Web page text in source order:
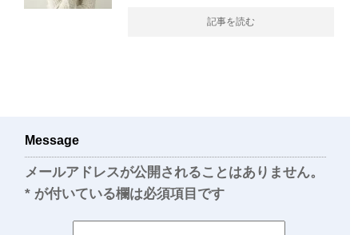
記事を読む
Message
メールアドレスが公開されることはありません。
* が付いている欄は必須項目です